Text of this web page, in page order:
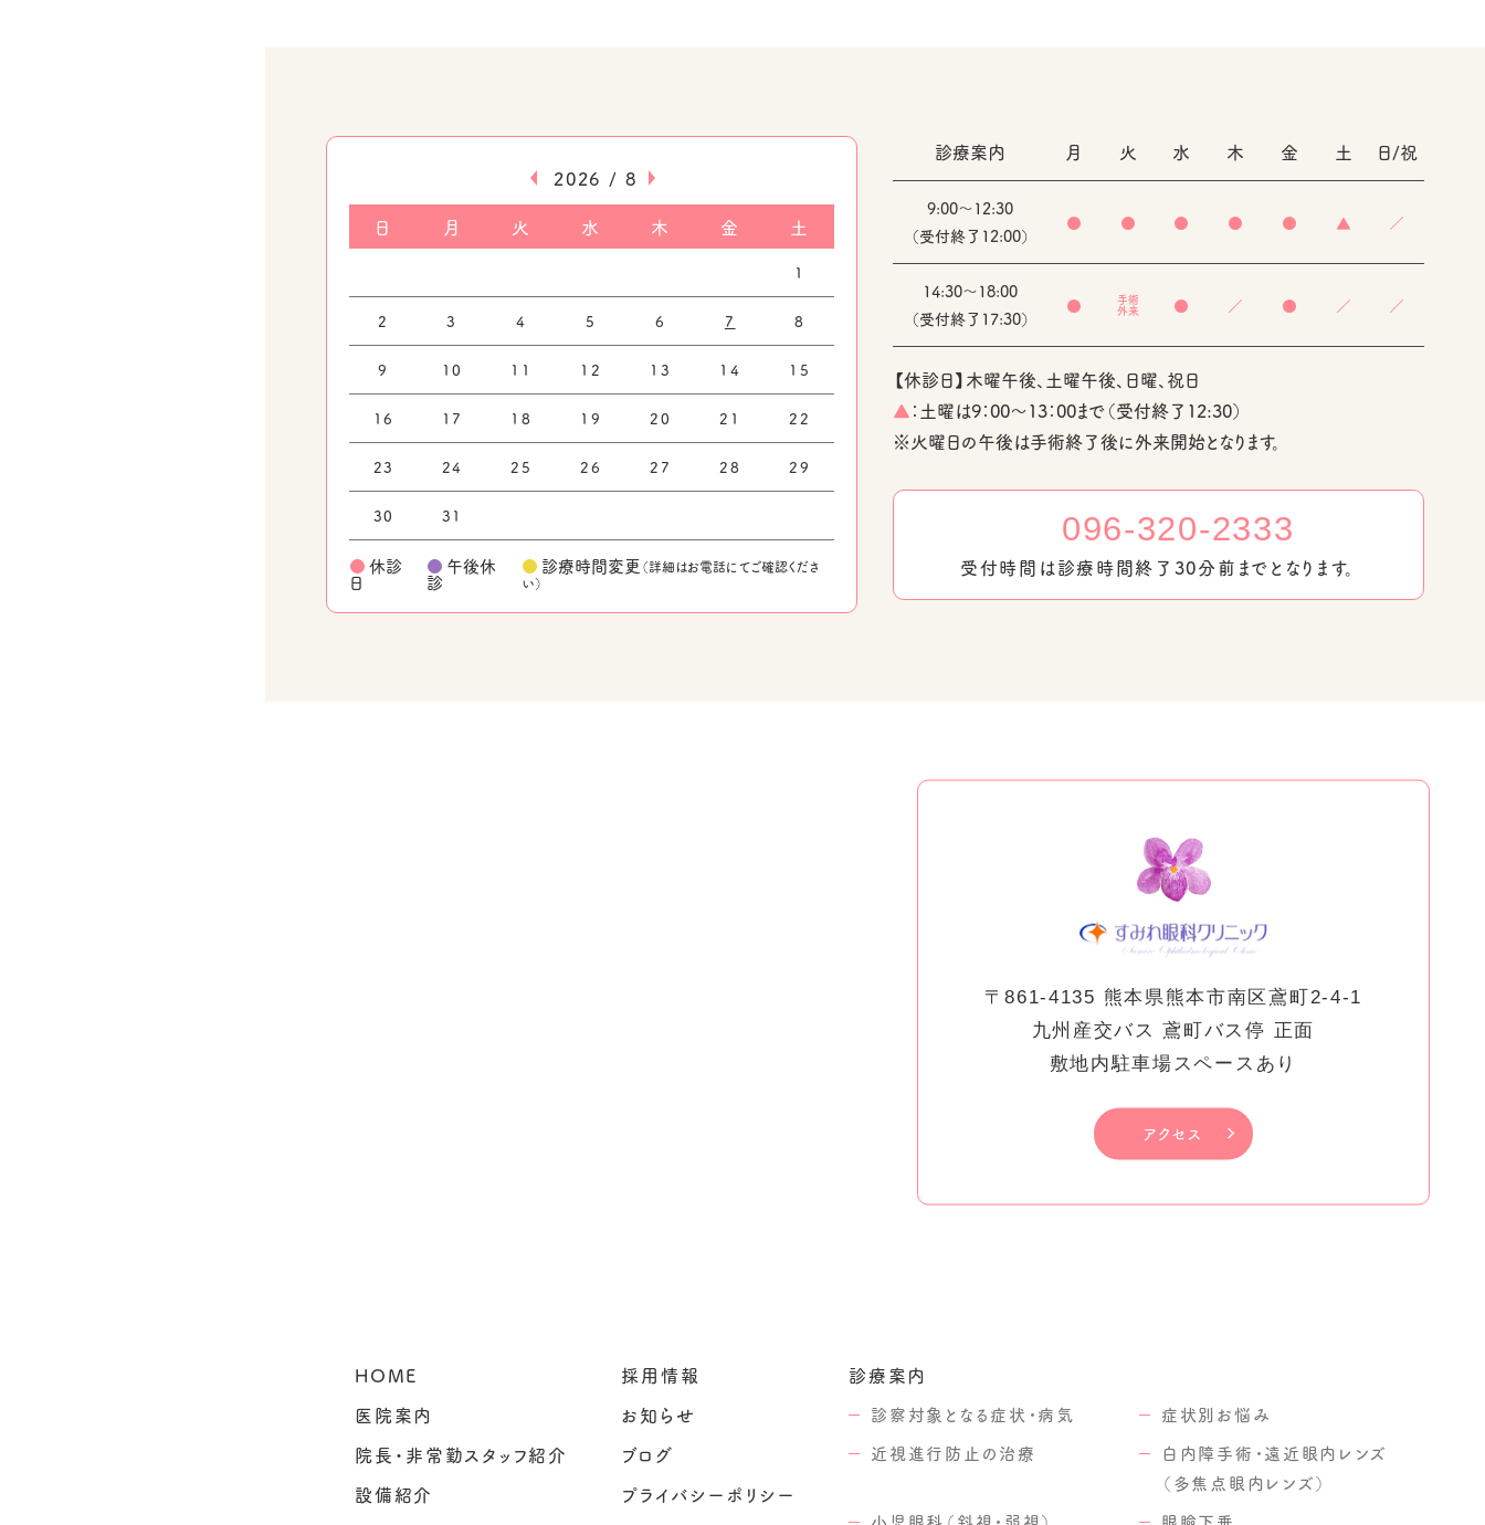
«
2026 / 8
日 月 火 水 木 金 土
1
2 3 4 5 6 7 8
9 10 11 12 13 14 15
16 17 18 19 20 21 22
23 24 25 26 27 28 29
30 31
● 休診
日
● 午後休
診
● 診療時間変更（詳細はお電話にてご確認くださ
い）
診療案内 月 火 水 木 金 土 日/祝
9:00～12:30
（受付終了12:00）
● ● ● ● ● ▲ ／
14:30～18:00
（受付終了17:30）
● 手術
外来 ● ／ ● ／ ／
【休診日】木曜午後、土曜午後、日曜、祝日
▲：土曜は9：00～13：00まで（受付終了12:30）
※火曜日の午後は手術終了後に外来開始となります。
096-320-2333
受付時間は診療時間終了30分前までとなります。
〒861-4135 熊本県熊本市南区鳶町2-4-1
九州産交バス 鳶町バス停 正面
敷地内駐車場スペースあり
アクセス
HOME
医院案内
院長・非常勤スタッフ紹介
設備紹介
採用情報
お知らせ
ブログ
プライバシーポリシー
診療案内
診察対象となる症状・病気
症状別お悩み
近視進行防止の治療
白内障手術・遠近眼内レンズ
（多焦点眼内レンズ）